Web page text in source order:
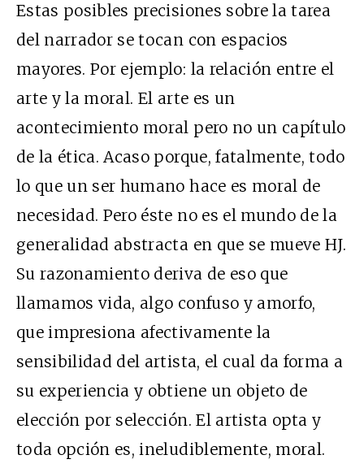
Estas posibles precisiones sobre la tarea
del narrador se tocan con espacios
mayores. Por ejemplo: la relación entre el
arte y la moral. El arte es un
acontecimiento moral pero no un capítulo
de la ética. Acaso porque, fatalmente, todo
lo que un ser humano hace es moral de
necesidad. Pero éste no es el mundo de la
generalidad abstracta en que se mueve HJ.
Su razonamiento deriva de eso que
llamamos vida, algo confuso y amorfo,
que impresiona afectivamente la
sensibilidad del artista, el cual da forma a
su experiencia y obtiene un objeto de
elección por selección. El artista opta y
toda opción es, ineludiblemente, moral.